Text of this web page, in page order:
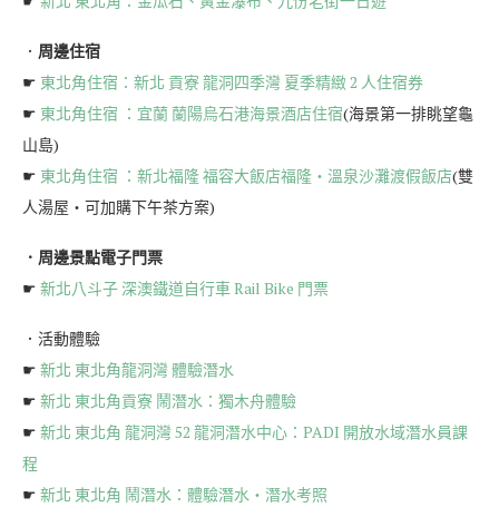
． 周邊住宿
☛ 東北角住宿：新北 貢寮 龍洞四季灣 夏季精緻 2 人住宿券
☛ 東北角住宿 ：宜蘭 蘭陽烏石港海景酒店住宿(海景第一排眺望龜
山島)
☛ 東北角住宿 ：新北福隆 福容大飯店福隆・溫泉沙灘渡假飯店(雙
人湯屋・可加購下午茶方案)
．周邊景點電子門票
☛ 新北八斗子 深澳鐵道自行車 Rail Bike 門票
．活動體驗
☛ 新北 東北角龍洞灣 體驗潛水
☛ 新北 東北角貢寮 鬧潛水：獨木舟體驗
☛ 新北 東北角 龍洞灣 52 龍洞潛水中心：PADI 開放水域潛水員課
程
☛ 新北 東北角 鬧潛水：體驗潛水・潛水考照